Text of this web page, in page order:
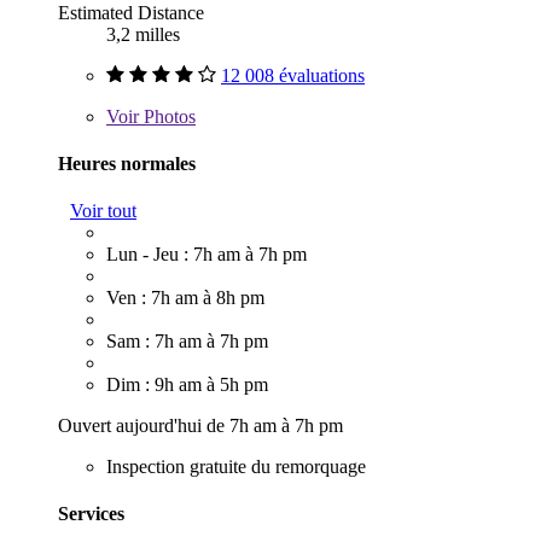
Estimated Distance
3,2 milles
12 008 évaluations
VoirPhotos
Heures normales
Voir tout
Lun - Jeu : 7h am à 7h pm
Ven : 7h am à 8h pm
Sam : 7h am à 7h pm
Dim : 9h am à 5h pm
Ouvert aujourd'hui de 7h am à 7h pm
Inspection gratuite du remorquage
Services